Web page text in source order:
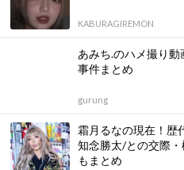
KABURAGIREMON
あみち.のハメ撮り
事件まとめ
gurung
霜月るなの現在！歴
知念勝太/との交際
もまとめ